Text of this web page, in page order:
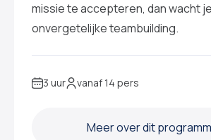
missie te accepteren, dan wacht
onvergetelijke teambuilding.
3 uur vanaf 14 pers
Meer over dit